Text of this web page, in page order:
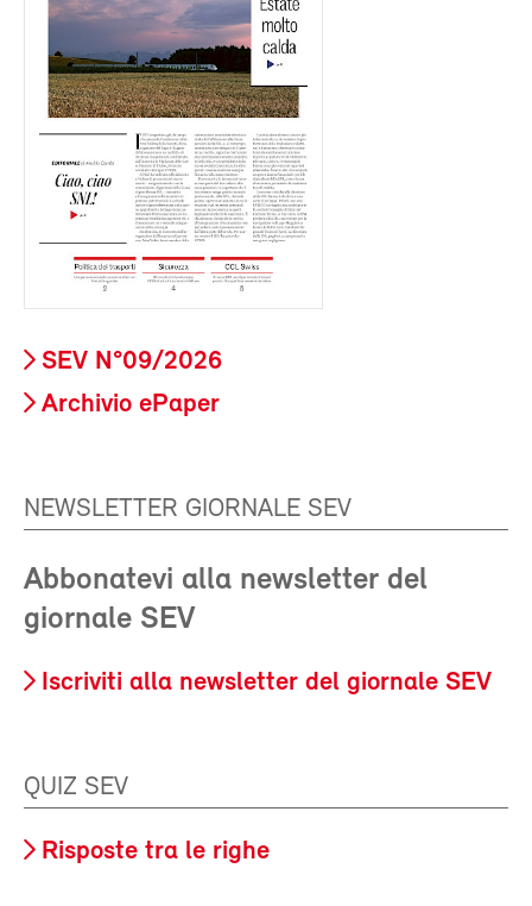
SEV N°09/2026
Archivio ePaper
NEWSLETTER GIORNALE SEV
Abbonatevi alla newsletter del
giornale SEV
Iscriviti alla newsletter del giornale SEV
QUIZ SEV
Risposte tra le righe